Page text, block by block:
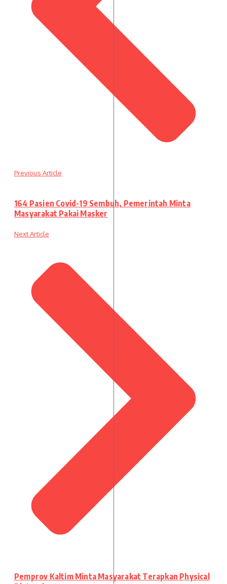
Previous Article
164 Pasien Covid-19 Sembuh, Pemerintah Minta
Masyarakat Pakai Masker
Next Article
Pemprov Kaltim Minta Masyarakat Terapkan Physical